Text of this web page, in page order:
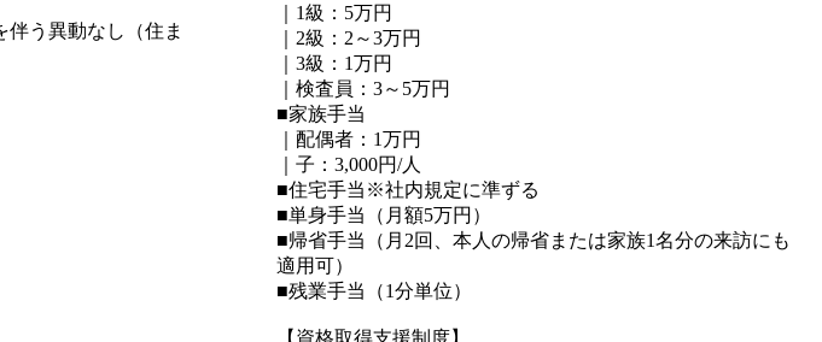
う異動なし（住ま
｜1級：5万円
｜2級：2～3万円
｜3級：1万円
｜検査員：3～5万円
■家族手当
｜配偶者：1万円
｜子：3,000円/人
■住宅手当※社内規定に準ずる
■単身手当（月額5万円）
■帰省手当（月2回、本人の帰省または家族1名分の来訪にも
適用可）
■残業手当（1分単位）